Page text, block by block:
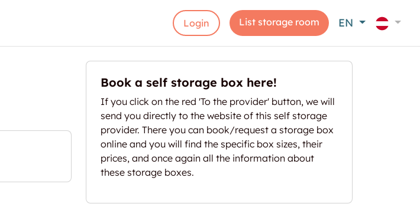
Login List storage room EN
Book a self storage box here!
If you click on the red 'To the provider' button, we will
send you directly to the website of this self storage
provider. There you can book/request a storage box
online and you will find the specific box sizes, their
prices, and once again all the information about
these storage boxes.